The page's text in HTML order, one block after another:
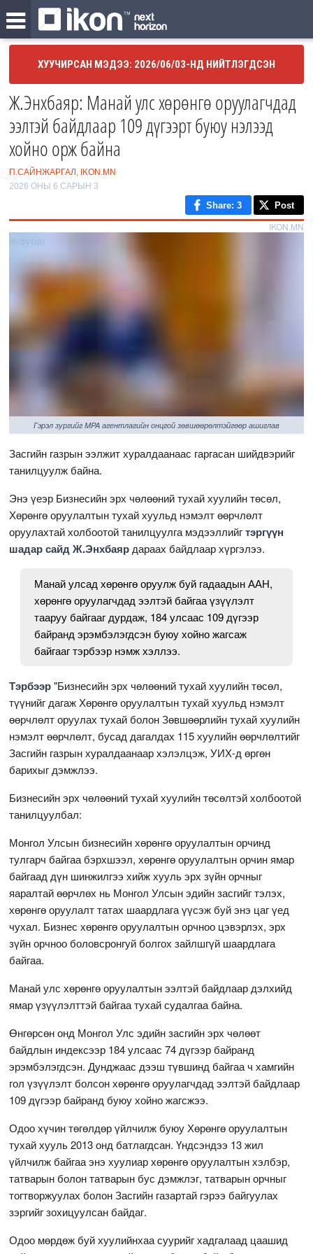
ХУУЧИРСАН МЭДЭЭ: 2026/06/03-НД НИЙТЛЭГДСЭН
Ж.Энхбаяр: Манай улс хөрөнгө оруулагчдад
ээлтэй байдлаар 109 дүгээрт буюу нэлээд
хойно орж байна
П.САЙНЖАРГАЛ, IKON.MN
2026 ОНЫ 6 САРЫН 3
Share: 3 Post
IKON.MN
Гэрэл зургийг MPA агентлагийн онцгой зөвшөөрөлтэйгөөр ашиглав
Засгийн газрын ээлжит хуралдаанаас гаргасан шийдвэрийг
танилцуулж байна.
Энэ үеэр Бизнесийн эрх чөлөөний тухай хуулийн төсөл,
Хөрөнгө оруулалтын тухай хуульд нэмэлт өөрчлөлт
оруулахтай холбоотой танилцуулга мэдээллийгтэргүүн
шадар сайд Ж.Энхбаярдараах байдлаар хүргэлээ.
Манай улсад хөрөнгө оруулж буй гадаадын ААН,
хөрөнгө оруулагчдад ээлтэй байгаа үзүүлэлт
тааруу байгааг дурдаж, 184 улсаас 109 дүгээр
байранд эрэмбэлэгдсэн буюу хойно жагсаж
байгааг тэрбээр нэмж хэллээ.
Тэрбээр"Бизнесийн эрх чөлөөний тухай хуулийн төсөл,
түүнийг дагаж Хөрөнгө оруулалтын тухай хуульд нэмэлт
өөрчлөлт оруулах тухай болон Зөвшөөрлийн тухай хуулийн
нэмэлт өөрчлөлт, бусад дагалдах 115 хуулийн өөрчлөлтийг
Засгийн газрын хуралдаанаар хэлэлцэж, УИХ-д өргөн
барихыг дэмжлээ.
Бизнесийн эрх чөлөөний тухай хуулийн төсөлтэй холбоотой
танилцуулбал:
Монгол Улсын бизнесийн хөрөнгө оруулалтын орчинд
тулгарч байгаа бэрхшээл, хөрөнгө оруулалтын орчин ямар
байгаад дүн шинжилгээ хийж хууль эрх зүйн орчныг
яаралтай өөрчлөх нь Монгол Улсын эдийн засгийг тэлэх,
хөрөнгө оруулалт татах шаардлага үүсэж буй энэ цаг үед
чухал. Бизнес хөрөнгө оруулалтын орчноо цэвэрлэх, эрх
зүйн орчноо боловсронгуй болгох зайлшгүй шаардлага
байгаа.
Манай улс хөрөнгө оруулалтын ээлтэй байдлаар дэлхийд
ямар үзүүлэлттэй байгаа тухай судалгаа байна.
Өнгөрсөн онд Монгол Улс эдийн засгийн эрх чөлөөт
байдлын индексээр 184 улсаас 74 дүгээр байранд
эрэмбэлэгдсэн. Дунджаас дээш түвшинд байгаа ч хамгийн
гол үзүүлэлт болсон хөрөнгө оруулагчдад ээлтэй байдлаар
109 дүгээр байранд буюу хойно жагсжээ.
Одоо хүчин төгөлдөр үйлчилж буюу Хөрөнгө оруулалтын
тухай хууль 2013 онд батлагдсан. Үндсэндээ 13 жил
үйлчилж байгаа энэ хуулиар хөрөнгө оруулалтын хэлбэр,
татварын болон татварын бус дэмжлэг, татварын орчныг
тогтворжуулах болон Засгийн газартай гэрээ байгуулах
зэргийг зохицуулсан байдаг.
Одоо мөрдөж буй хуулийнхаа суурийг хадгалаад цаашид